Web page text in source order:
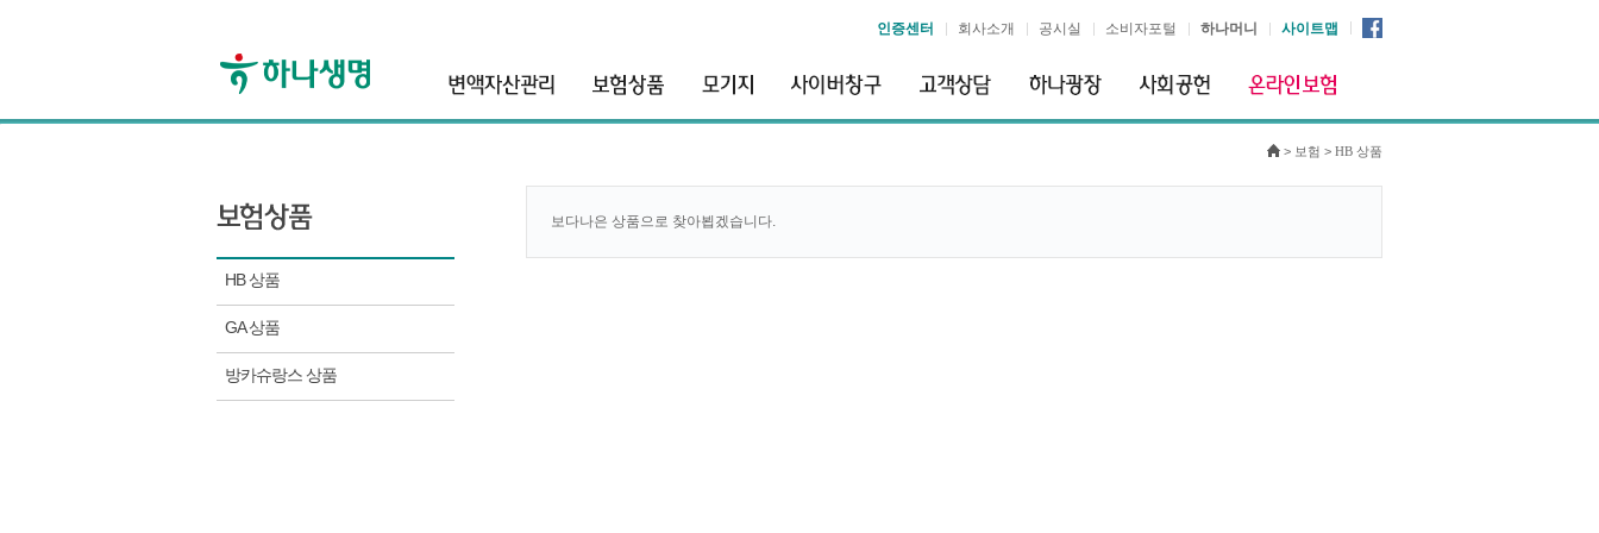
인증센터 회사소개 공시실 소비자포털 하나머니 사이트맵
HB 상품
GA 상품
방카슈랑스 상품
> 보험 > HB 상품
보다나은 상품으로 찾아뵙겠습니다.